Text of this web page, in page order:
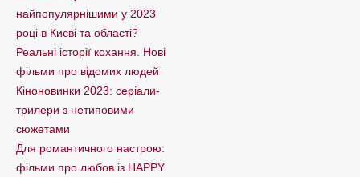
найпопулярнішими у 2023
році в Києві та області?
Реальні історії кохання. Нові
фільми про відомих людей
Кіноновинки 2023: серіали-
трилери з нетиповими
сюжетами
Для романтичного настрою:
фільми про любов із HAPPY